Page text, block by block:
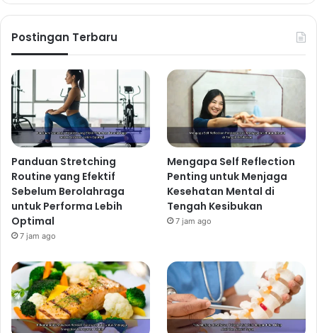
Postingan Terbaru
Panduan Stretching
Routine yang Efektif
Sebelum Berolahraga
untuk Performa Lebih
Optimal
7 jam ago
Mengapa Self Reflection
Penting untuk Menjaga
Kesehatan Mental di
Tengah Kesibukan
7 jam ago